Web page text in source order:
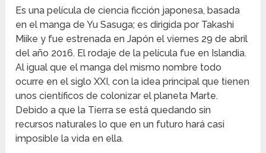
Es una película de ciencia ficción japonesa, basada
en el manga de Yu Sasuga; es dirigida por Takashi
Miike y fue estrenada en Japón el viernes 29 de abril
del año 2016. El rodaje de la película fue en Islandia.
Al igual que el manga del mismo nombre todo
ocurre en el siglo XXI, con la idea principal que tienen
unos científicos de colonizar el planeta Marte.
Debido a que la Tierra se está quedando sin
recursos naturales lo que en un futuro hará casi
imposible la vida en ella.